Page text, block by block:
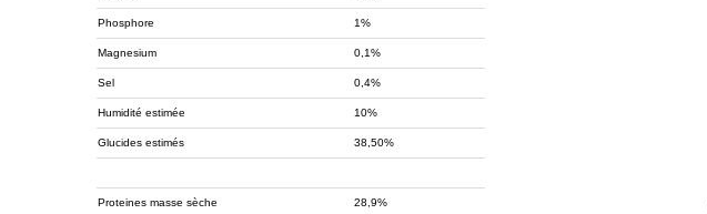
Phosphore 1%
Magnesium 0,1%
Sel 0,4%
Humidité estimée 10%
Glucides estimés 38,50%
Proteines masse sèche 28,9%